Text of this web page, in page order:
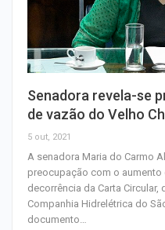
Senadora revela-se
de vazão do Velho
5 out, 2021
A senadora Maria do Carmo
preocupação com o aumento
decorrência da Carta
Companhia Hidrelétrica do
documento…